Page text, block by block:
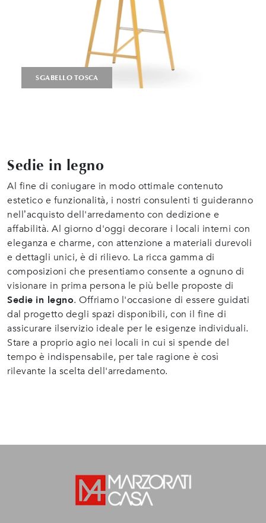
SGABELLO TOSCA
Sedie in legno
Al fine di coniugare in modo ottimale contenuto
estetico e funzionalità, i nostri consulenti ti guideranno
nell’acquisto dell'arredamento con dedizione e
affabilità. Al giorno d'oggi decorare i locali interni con
eleganza e charme, con attenzione a materiali durevoli
e dettagli unici, è di rilievo. La ricca gamma di
composizioni che presentiamo consente a ognuno di
visionare in prima persona le più belle proposte di
Sedie in legno. Offriamo l'occasione di essere guidati
dal progetto degli spazi disponibili, con il fine di
assicurare ilservizio ideale per le esigenze individuali.
Stare a proprio agio nei locali in cui si spende del
tempo è indispensabile, per tale ragione è così
rilevante la scelta dell'arredamento.